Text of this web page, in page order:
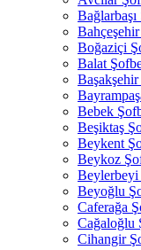
Boğaziçi
Balat
Bebek
Beşiktaş
Beykent
Beykoz
Beylerbeyi
Beyoğlu
Caferağa
Cağaloğlu
Cihangir